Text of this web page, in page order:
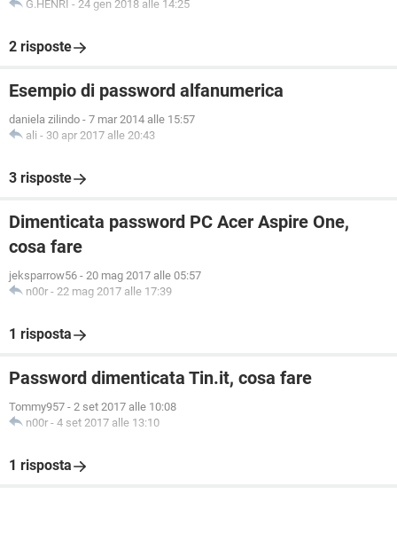
G.HENRI - 24 gen 2018 alle 14:25
2 risposte
Esempio di password alfanumerica
daniela zilindo - 7 mar 2014 alle 15:57
ali - 30 apr 2017 alle 20:43
3 risposte
Dimenticata password PC Acer Aspire One,
cosa fare
jeksparrow56 - 20 mag 2017 alle 05:57
n00r - 22 mag 2017 alle 17:39
1 risposta
Password dimenticata Tin.it, cosa fare
Tommy957 - 2 set 2017 alle 10:08
n00r - 4 set 2017 alle 13:10
1 risposta